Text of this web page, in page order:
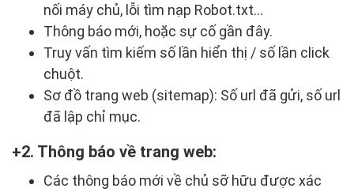
nối máy chủ, lỗi tìm nạp Robot.txt…
Thông báo mới, hoặc sự cố gần đây.
Truy vấn tìm kiếm số lần hiển thị / số lần click
chuột.
Sơ đồ trang web (sitemap): Số url đã gửi, số url
đã lập chỉ mục.
2. Thông báo về trang web:
Các thông báo mới về chủ sỡ hữu được xác